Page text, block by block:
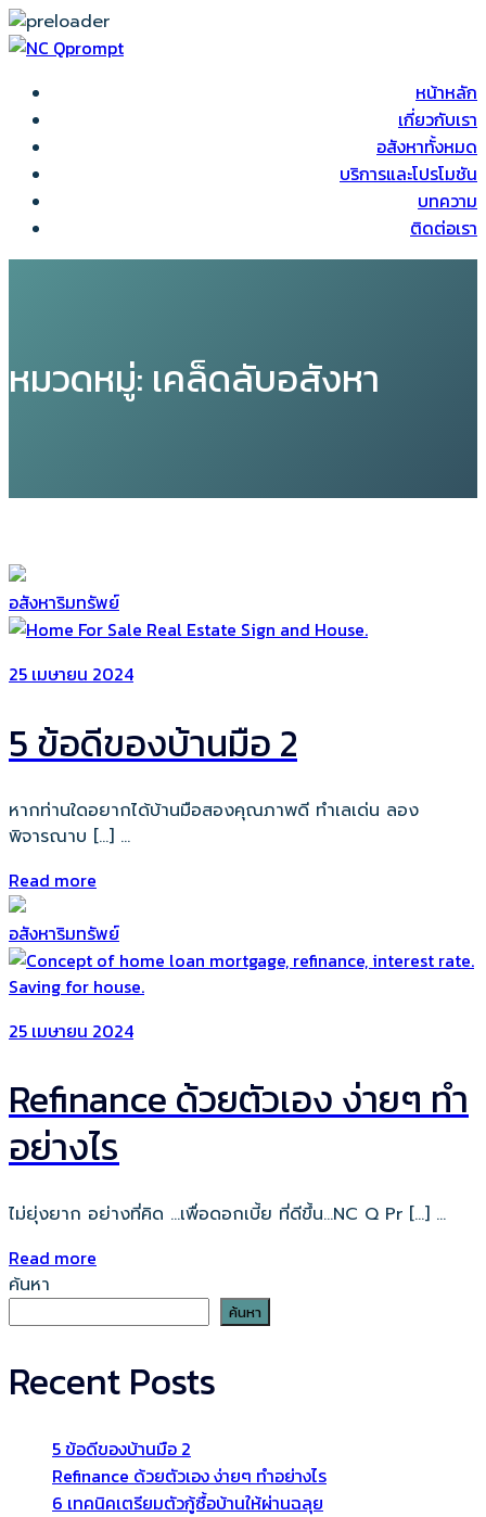
หน้าหลัก
เกี่ยวกับเรา
อสังหาทั้งหมด
บริการและโปรโมชัน
บทความ
ติดต่อเรา
หมวดหมู่: เคล็ดลับอสังหา
อสังหาริมทรัพย์
25 เมษายน 2024
5 ข้อดีของบ้านมือ 2
หากท่านใดอยากได้บ้านมือสองคุณภาพดี ทำเลเด่น ลอง
พิจารณาบ […] ...
Read more
อสังหาริมทรัพย์
25 เมษายน 2024
Refinance ด้วยตัวเอง ง่ายๆ ทำ
อย่างไร
ไม่ยุ่งยาก อย่างที่คิด …เพื่อดอกเบี้ย ที่ดีขึ้น…NC Q Pr […] ...
Read more
ค้นหา
ค้นหา
Recent Posts
5 ข้อดีของบ้านมือ 2
Refinance ด้วยตัวเอง ง่ายๆ ทำอย่างไร
6 เทคนิคเตรียมตัวกู้ซื้อบ้านให้ผ่านฉลุย